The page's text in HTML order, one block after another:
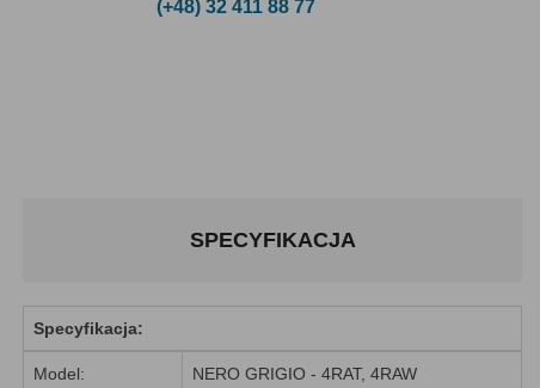
(+48) 32 411 88 77
SPECYFIKACJA
Specyfikacja:
Model: NERO GRIGIO - 4RAT, 4RAW